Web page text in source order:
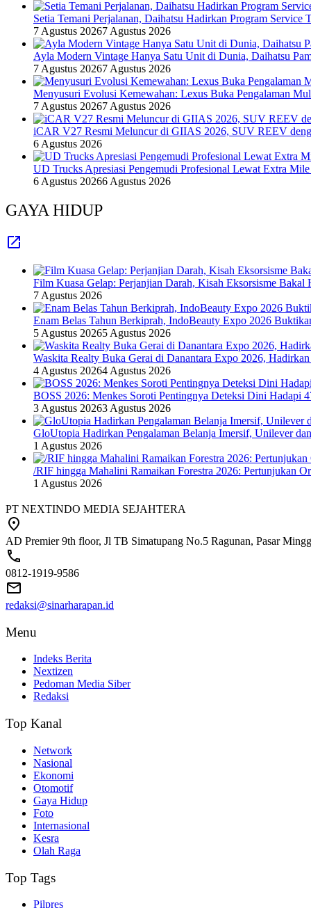
Setia Temani Perjalanan, Daihatsu Hadirkan Program
7 Agustus 20267 Agustus 2026
Ayla Modern Vintage Hanya Satu Unit di Dunia, Daihatsu
7 Agustus 20267 Agustus 2026
Menyusuri Evolusi Kemewahan: Lexus Buka Pengalaman
7 Agustus 20267 Agustus 2026
iCAR V27 Resmi Meluncur di GIIAS 2026, SUV REEV
6 Agustus 2026
UD Trucks Apresiasi Pengemudi Profesional Lewat Extra
6 Agustus 20266 Agustus 2026
GAYA HIDUP
Film Kuasa Gelap: Perjanjian Darah, Kisah Eksorsisme
7 Agustus 2026
Enam Belas Tahun Berkiprah, IndoBeauty Expo 2026
5 Agustus 20265 Agustus 2026
Waskita Realty Buka Gerai di Danantara Expo 2026,
4 Agustus 20264 Agustus 2026
BOSS 2026: Menkes Soroti Pentingnya Deteksi Dini Hadapi
3 Agustus 20263 Agustus 2026
GloUtopia Hadirkan Pengalaman Belanja Imersif, Unilever
1 Agustus 2026
/RIF hingga Mahalini Ramaikan Forestra 2026: Pertunjukan
1 Agustus 2026
PT NEXTINDO MEDIA SEJAHTERA
AD Premier 9th floor, Jl TB Simatupang No.5 Ragunan, Pasar
0812-1919-9586
redaksi@sinarharapan.id
Menu
Indeks Berita
Nextizen
Pedoman Media Siber
Redaksi
Top Kanal
Network
Nasional
Ekonomi
Otomotif
Gaya Hidup
Foto
Internasional
Kesra
Olah Raga
Top Tags
Pilpres